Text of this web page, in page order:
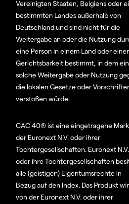
Vereinigten Staaten, Belgiens oder
bestimmten Landes außerhalb von
Deutschland und sind nicht für die
Weitergabe an oder die Nutzung
eine Person in einem Land oder einer
Gerichtsbarkeit bestimmt, in dem
solche Weitergabe oder Nutzung
die lokalen Gesetze oder
verstoßen würde.
CAC 40® ist eine eingetragene
der Euronext N.V. oder ihrer
Tochtergesellschaften. Euronext N.V.
oder ihre Tochtergesellschaften
alle (geistigen) Eigentumsrechte in
Bezug auf den Index. Das Produkt
von der Euronext N.V. oder ihrer